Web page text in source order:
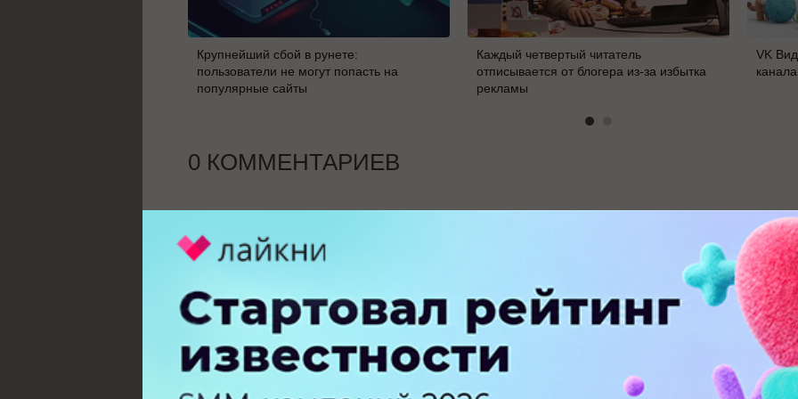
Крупнейший сбой в рунете:
пользователи не могут попасть на
популярные сайты
Каждый четвертый читатель
отписывается от блогера из-за избытка
рекламы
VK
0 КОММЕНТАРИЕВ
ПЕРЕЙТИ НА ПОЛНУЮ ВЕРСИЮ